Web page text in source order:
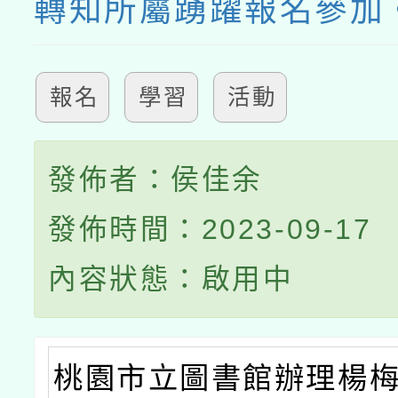
轉知所屬踴躍報名參加
報名 學習 活動
發佈者：侯佳余
發佈時間：2023-09-17
內容狀態：啟用中
桃園市立圖書館辦理楊